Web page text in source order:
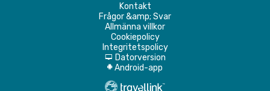
Kontakt
Frågor &amp; Svar
Allmänna villkor
Cookiepolicy
Integritetspolicy
d Datorversion
A Android-app